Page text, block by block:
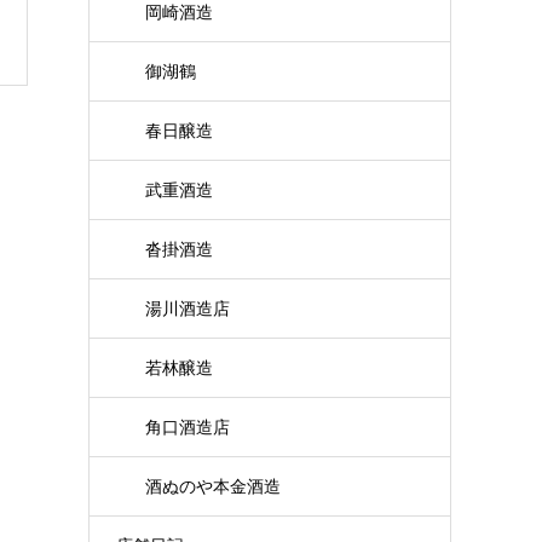
岡崎酒造
御湖鶴
春日醸造
武重酒造
沓掛酒造
湯川酒造店
若林醸造
角口酒造店
酒ぬのや本金酒造